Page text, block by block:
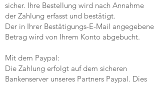
sicher. Ihre Bestellung wird nach Annahme
der Zahlung erfasst und bestätigt.
Der in Ihrer Bestätigungs-E-Mail angegebene
Betrag wird von Ihrem Konto abgebucht.
Mit dem Paypal:
Die Zahlung erfolgt auf dem sicheren
Bankenserver unseres Partners Paypal. Dies